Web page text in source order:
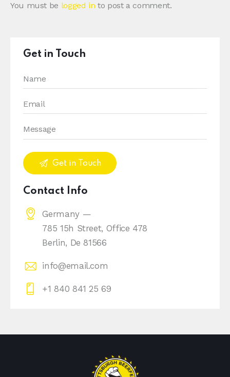
You must be logged in to post a comment.
Get in Touch
Contact Info
Germany —
785 15h Street, Office 478
Berlin, De 81566
info@email.com
+1 840 841 25 69